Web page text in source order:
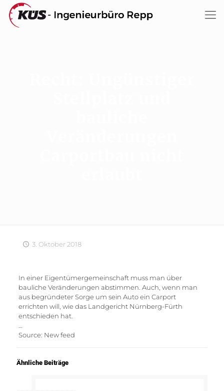
3. Oktober 2018
In einer Eigentümergemeinschaft muss man über
bauliche Veränderungen abstimmen. Auch, wenn man
aus begründeter Sorge um sein Auto ein Carport
errichten will, wie das Landgericht Nürnberg-Fürth
entschieden hat.
Source: New feed
Ähnliche Beiträge